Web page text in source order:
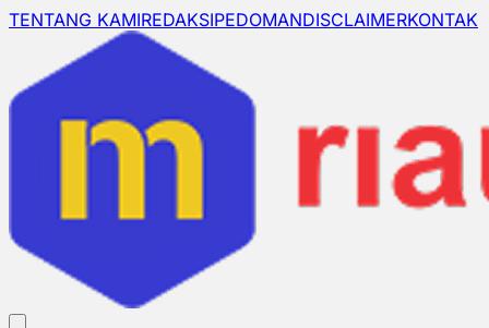
TENTANG KAMIREDAKSIPEDOMANDISCLAIMERKONTAK